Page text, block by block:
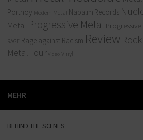
Portnoy Modern Metal Napalm Records
Metal Progressive Metal Progressive
RAGE Rage against Racism Review Rock
Metal Tour Video Vinyl
MEHR
BEHIND THE SCENES